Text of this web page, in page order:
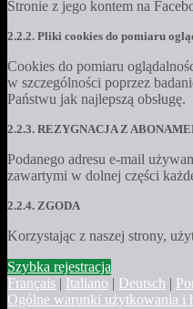
Stronie z jego kontem na
2.2.2. Pliki cookies do pomiaru
Cookies do pomiaru
w szczególności poprzez
Państwu jak najlepszą obsługę.
2.2.3. REZYGNACJA Z
Podanego adresu e-mail
zawartymi w dolnej części
2.2.4. ZGODA
Korzystając z naszej strony,
Szybka rejestracja
Français | Italiano | Deutsch |
Ogólne warunki użytkowania i